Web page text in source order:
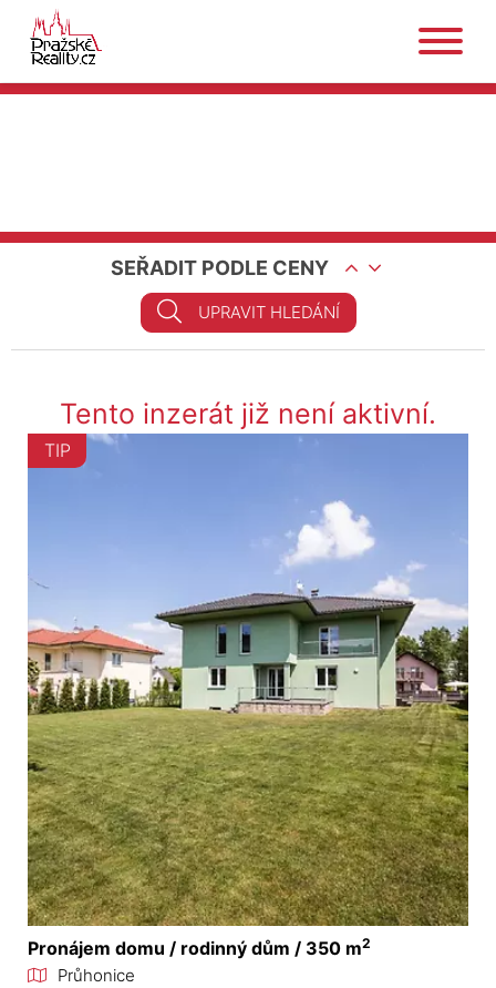
SEŘADIT PODLE CENY
UPRAVIT HLEDÁNÍ
Tento inzerát již není aktivní.
TIP
Pronájem domu / rodinný dům / 350 m2
Průhonice